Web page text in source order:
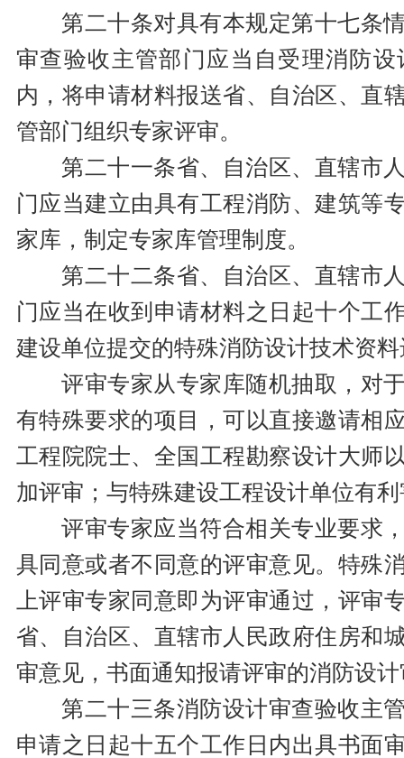
第二十条对具有本规定第十七条
审查验收主管部门应当自受理消防
内，将申请材料报送省、自治区、直
管部门组织专家评审。
第二十一条省、自治区、直辖市
门应当建立由具有工程消防、建筑等
家库，制定专家库管理制度。
第二十二条省、自治区、直辖市
门应当在收到申请材料之日起十个工
建设单位提交的特殊消防设计技术资
评审专家从专家库随机抽取，对
有特殊要求的项目，可以直接邀请相
工程院院士、全国工程勘察设计大师
加评审；与特殊建设工程设计单位有
评审专家应当符合相关专业要求
具同意或者不同意的评审意见。特殊
上评审专家同意即为评审通过，评审
省、自治区、直辖市人民政府住房和
审意见，书面通知报请评审的消防设
第二十三条消防设计审查验收主
申请之日起十五个工作日内出具书面